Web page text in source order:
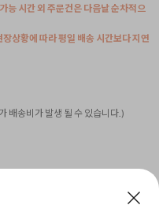
능 시간 외 주문건은 다음날 순차적으
상황에 따라 평일 배송 시간보다 지연
배송비가 발생 될 수 있습니다.)